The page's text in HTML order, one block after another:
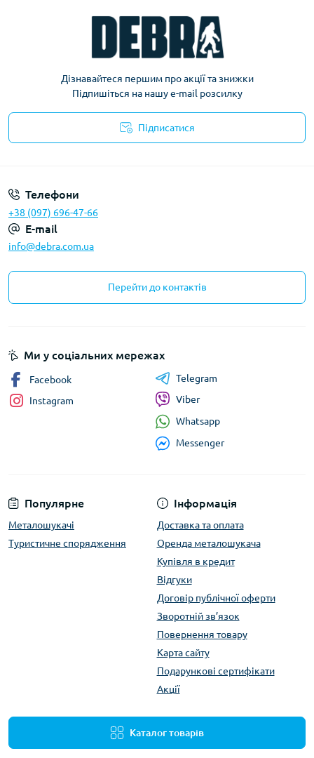
Дізнавайтеся першим про акції та знижки
Підпишіться на нашу e-mail розсилку
Підписатися
Телефони
+38 (097) 696-47-66
E-mail
info@debra.com.ua
Перейти до контактів
Популярне
Металошукачі
Туристичне спорядження
Інформація
Доставка та оплата
Оренда металошукача
Купівля в кредит
Відгуки
Договір публічної оферти
Зворотній зв’язок
Повернення товару
Карта сайту
Подарункові сертифікати
Акції
Каталог товарів
Ми у соціальних мережах
Facebook
Instagram
Telegram
Viber
Whatsapp
Messenger